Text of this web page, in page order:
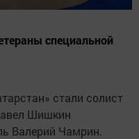
специальной
стали солист
Шишкин
Валерий Чамрин.